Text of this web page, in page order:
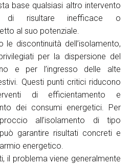
base qualsiasi altro intervento
di risultare inefficace o
al suo potenziale.
le discontinuità dell’isolamento,
per la dispersione del
e per l’ingresso delle alte
Questi punti critici riducono
di efficientamento e
dei consumi energetici. Per
all’isolamento di tipo
garantire risultati concreti e
energetico.
il problema viene generalmente